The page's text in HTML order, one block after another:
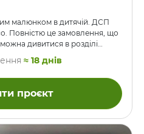
малюнком в дитячій. ДСП
Повністю це замовлення, що
дивитися в розділі
цьому сайті.
≈ 18 днів
проєкт